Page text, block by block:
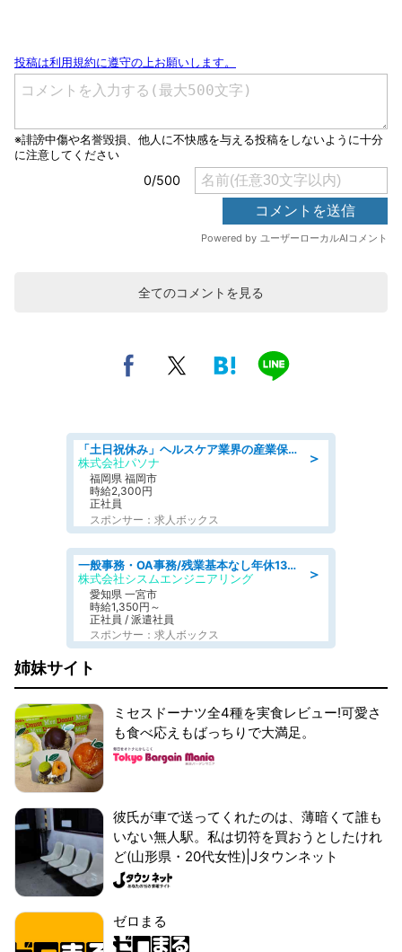
全てのコメントを見る
＞
「土日祝休み」ヘルスケア業界の産業保健師/高時給/未経験OK/要資格:保健師、正看護師
株式会社パソナ
福岡県 福岡市
時給2,300円
正社員
スポンサー：求人ボックス
＞
一般事務・OA事務/残業基本なし年休130日社保完備の一般・調達事務
株式会社シスムエンジニアリング
愛知県 一宮市
時給1,350円～
正社員 / 派遣社員
スポンサー：求人ボックス
姉妹サイト
ミセスドーナツ全4種を実食レビュー!可愛さ
も食べ応えもばっちりで大満足。
彼氏が車で送ってくれたのは、薄暗くて誰も
いない無人駅。私は切符を買おうとしたけれ
ど(山形県・20代女性)|Jタウンネット
ゼロまる